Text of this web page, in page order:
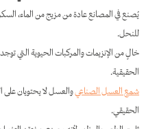
يُصنع في المصانع عادة من مزيج من الماء،
للنحل.
خالٍ من الإنزيمات والمركبات الحيوية التي توجد
الحقيقية.
شمع العسل الصناعيوالعسل لا يحتويان على
الحقيقي.